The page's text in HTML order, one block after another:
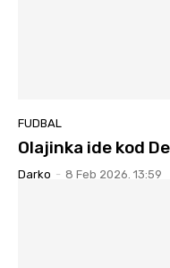
FUDBAL
Olajinka ide kod
Darko - 8 Feb 2026. 13:59